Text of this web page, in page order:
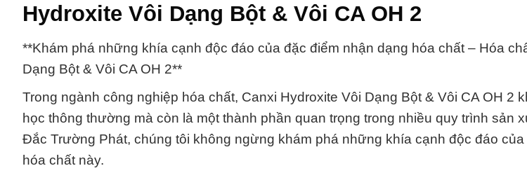
Hydroxite Vôi Dạng Bột & Vôi CA OH 2
**Khám phá những khía cạnh độc đáo của đặc điểm nhận dạng hóa chất – Hóa
Dạng Bột & Vôi CA OH 2**
Trong ngành công nghiệp hóa chất, Canxi Hydroxite Vôi Dạng Bột & Vôi CA OH 2
học thông thường mà còn là một thành phần quan trọng trong nhiều quy trình sản
Đắc Trường Phát, chúng tôi không ngừng khám phá những khía cạnh độc đáo
hóa chất này.